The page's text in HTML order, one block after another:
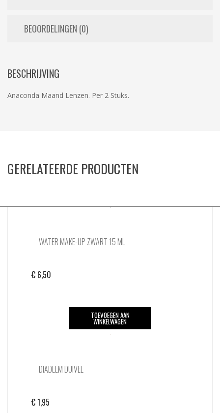
BEOORDELINGEN (0)
BESCHRIJVING
Anaconda Maand Lenzen. Per 2 Stuks.
GERELATEERDE PRODUCTEN
WATER MAKE-UP ZWART 15 ML
€ 6,50
TOEVOEGEN AAN
WINKELWAGEN
DIADEEM DUIVEL
€1,95